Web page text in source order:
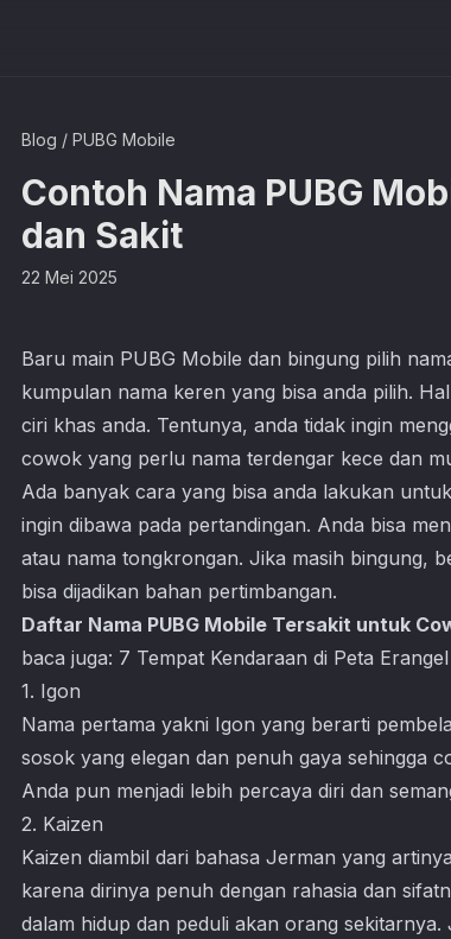
Blog / PUBG Mobile
Contoh Nama PUBG
dan Sakit
22 Mei 2025
Baru main PUBG Mobile dan bingung pilih
kumpulan nama keren yang bisa anda pilih.
ciri khas anda. Tentunya, anda tidak ingin
cowok yang perlu nama terdengar kece dan
Ada banyak cara yang bisa anda lakukan
ingin dibawa pada pertandingan. Anda bisa
atau nama tongkrongan. Jika masih bingung,
bisa dijadikan bahan pertimbangan.
Daftar Nama PUBG Mobile Tersakit untuk
baca juga: 7 Tempat Kendaraan di Peta
1. Igon
Nama pertama yakni Igon yang berarti
sosok yang elegan dan penuh gaya sehingga
Anda pun menjadi lebih percaya diri dan
2. Kaizen
Kaizen diambil dari bahasa Jerman yang
karena dirinya penuh dengan rahasia dan
dalam hidup dan peduli akan orang